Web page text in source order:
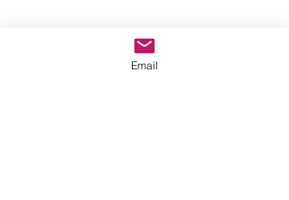
Email